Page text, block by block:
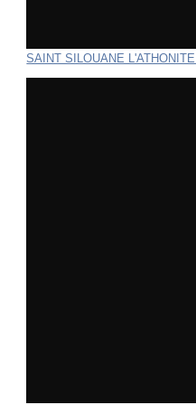
SAINT SILOUANE